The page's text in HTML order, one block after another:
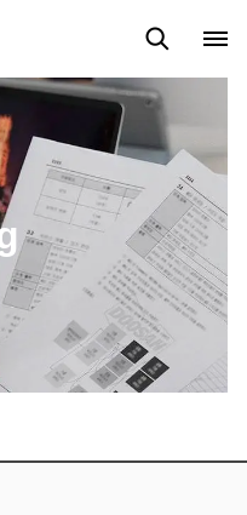
Custome Reviews